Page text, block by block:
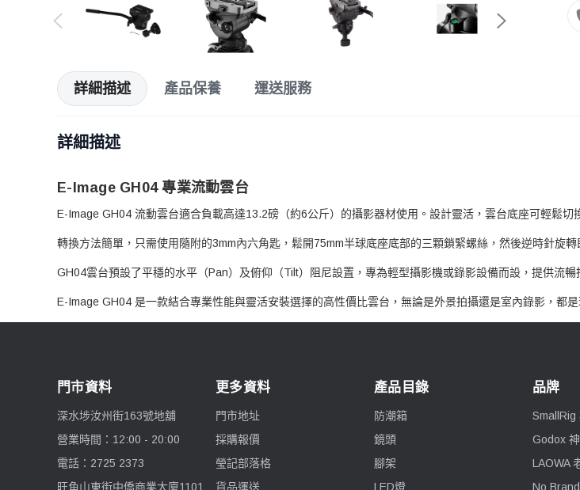
詳細描述 產品保養 運送服務
詳細描述
E-Image GH04 專業流動雲台
E-Image GH04 流動雲台適合負載高達13.2磅（約6公斤）的攝影器材使用。設計靈活，雲台底座可輕鬆
轉換方法簡單，只需使用隨附的3mm內六角匙，鬆開75mm半球底座底部的三顆鎖緊螺絲，然後逆時針旋轉
GH04雲台預設了平穩的水平（Pan）及俯仰（Tilt）阻尼設置，專為輕型攝影機或錄影設備而設，提供流
E-Image GH04 是一款結合專業性能與靈活安裝選擇的高性價比雲台，無論是外景拍攝還是室內錄影，都是
門市資料
深水埗汝州街163號地舖
營業時間：12:00 - 20:00
電話：2725 2373
旺角山東街中僑商業大廈1101
更多資料
門市地址
採購報價
瑩記部落格
貨品運送
產品目錄
防潮箱
鏡頭
腳架
LED燈
品牌
SmallRig
Godox
LAOWA
No